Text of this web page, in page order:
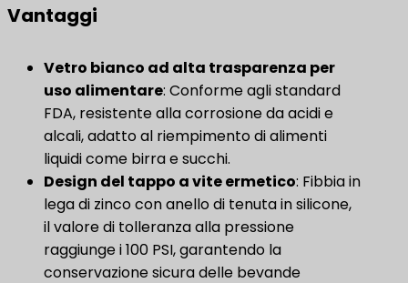
Vantaggi
Vetro bianco ad alta trasparenza per
uso alimentare: Conforme agli standard
FDA, resistente alla corrosione da acidi e
alcali, adatto al riempimento di alimenti
liquidi come birra e succhi.
Design del tappo a vite ermetico: Fibbia in
lega di zinco con anello di tenuta in silicone,
il valore di tolleranza alla pressione
raggiunge i 100 PSI, garantendo la
conservazione sicura delle bevande